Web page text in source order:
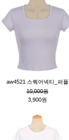
aw4521 스퀘어넥티_퍼플
10,000원
3,900원